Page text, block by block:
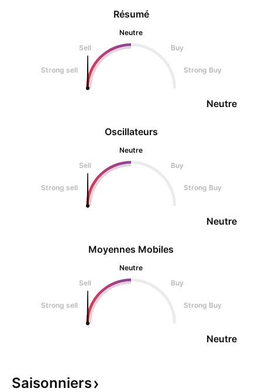
Oscillateurs
Neutre
Sell
Buy
Strong sell Strong Buy
Neutre
Résumé
Neutre
Sell
Buy
Strong sell Strong Buy
Neutre
Moyennes Mobiles
Neutre
Sell
Buy
Strong sell Strong Buy
Neutre
Saisonniers